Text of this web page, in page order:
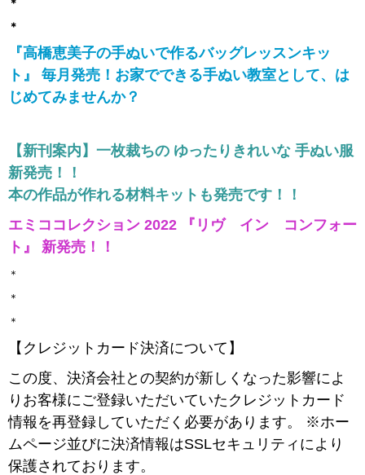
＊
＊
『高橋恵美子の手ぬいで作るバッグレッスンキッ
ト』 毎月発売！お家でできる手ぬい教室として、は
じめてみませんか？
【新刊案内】一枚裁ちの ゆったりきれいな 手ぬい服
新発売！！
本の作品が作れる材料キットも発売です！！
エミココレクション 2022 『リヴ イン コンフォー
ト』 新発売！！
＊
＊
＊
【クレジットカード決済について】
この度、決済会社との契約が新しくなった影響によ
りお客様にご登録いただいていたクレジットカード
情報を再登録していただく必要があります。 ※ホー
ムページ並びに決済情報はSSLセキュリティにより
保護されております。